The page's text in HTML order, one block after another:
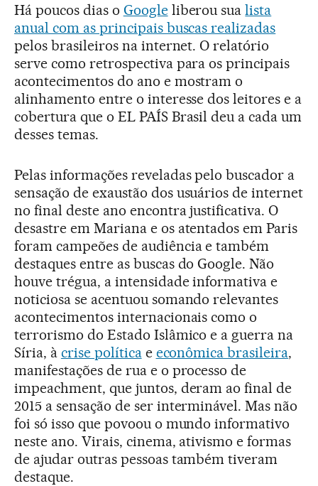
Há poucos dias o Googleliberou sualista
anual com as principais buscas realizadas
pelos brasileiros na internet. O relatório
serve como retrospectiva para os principais
acontecimentos do ano e mostram o
alinhamento entre o interesse dos leitores e a
cobertura que o EL PAÍS Brasil deu a cada um
desses temas.
Pelas informações reveladas pelo buscador a
sensação de exaustão dos usuários de internet
no final deste ano encontra justificativa. O
desastre em Mariana e os atentados em Paris
foram campeões de audiência e também
destaques entre as buscas do Google. Não
houve trégua, a intensidade informativa e
noticiosa se acentuou somando relevantes
acontecimentos internacionais como o
terrorismo do Estado Islâmico e a guerra na
Síria, à crise políticae econômica brasileira,
manifestações de rua e o processo de
impeachment, que juntos, deram ao final de
2015 a sensação de ser interminável. Mas não
foi só isso que povoou o mundo informativo
neste ano. Virais, cinema, ativismo e formas
de ajudar outras pessoas também tiveram
destaque.